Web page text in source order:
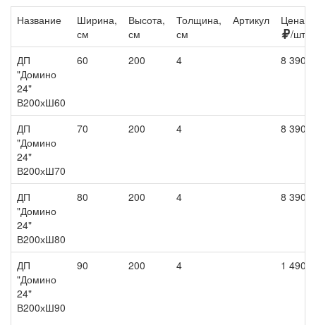
Название
Ширина,
см
Высота,
см
Толщина,
см
Артикул
Цена,
/шт
ДП
"Домино
24"
В200хШ60
60 200 4 8 390
ДП
"Домино
24"
В200хШ70
70 200 4 8 390
ДП
"Домино
24"
В200хШ80
80 200 4 8 390
ДП
"Домино
24"
В200хШ90
90 200 4 1 490